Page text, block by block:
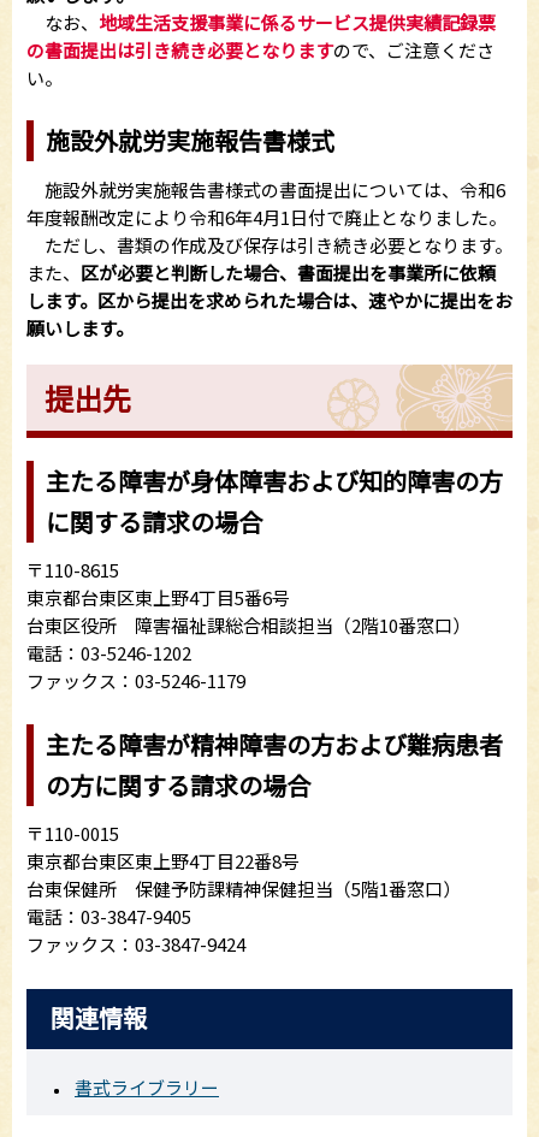
なお、 地域生活支援事業に係るサービス提供実績記録票
の書面提出は引き続き必要となりますので、ご注意くださ
い。
施設外就労実施報告書様式
施設外就労実施報告書様式の書面提出については、令和6
年度報酬改定により令和6年4月1日付で廃止となりました。
ただし、書類の作成及び保存は引き続き必要となります。
また、 区が必要と判断した場合、書面提出を事業所に依頼
します。区から提出を求められた場合は、速やかに提出をお
願いします。
提出先
主たる障害が身体障害および知的障害の方
に関する請求の場合
〒110-8615
東京都台東区東上野4丁目5番6号
台東区役所 障害福祉課総合相談担当（2階10番窓口）
電話：03-5246-1202
ファックス：03-5246-1179
主たる障害が精神障害の方および難病患者
の方に関する請求の場合
〒110-0015
東京都台東区東上野4丁目22番8号
台東保健所 保健予防課精神保健担当（5階1番窓口）
電話：03-3847-9405
ファックス：03-3847-9424
関連情報
書式ライブラリー